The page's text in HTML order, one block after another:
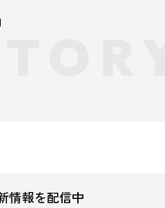
情報を配信中